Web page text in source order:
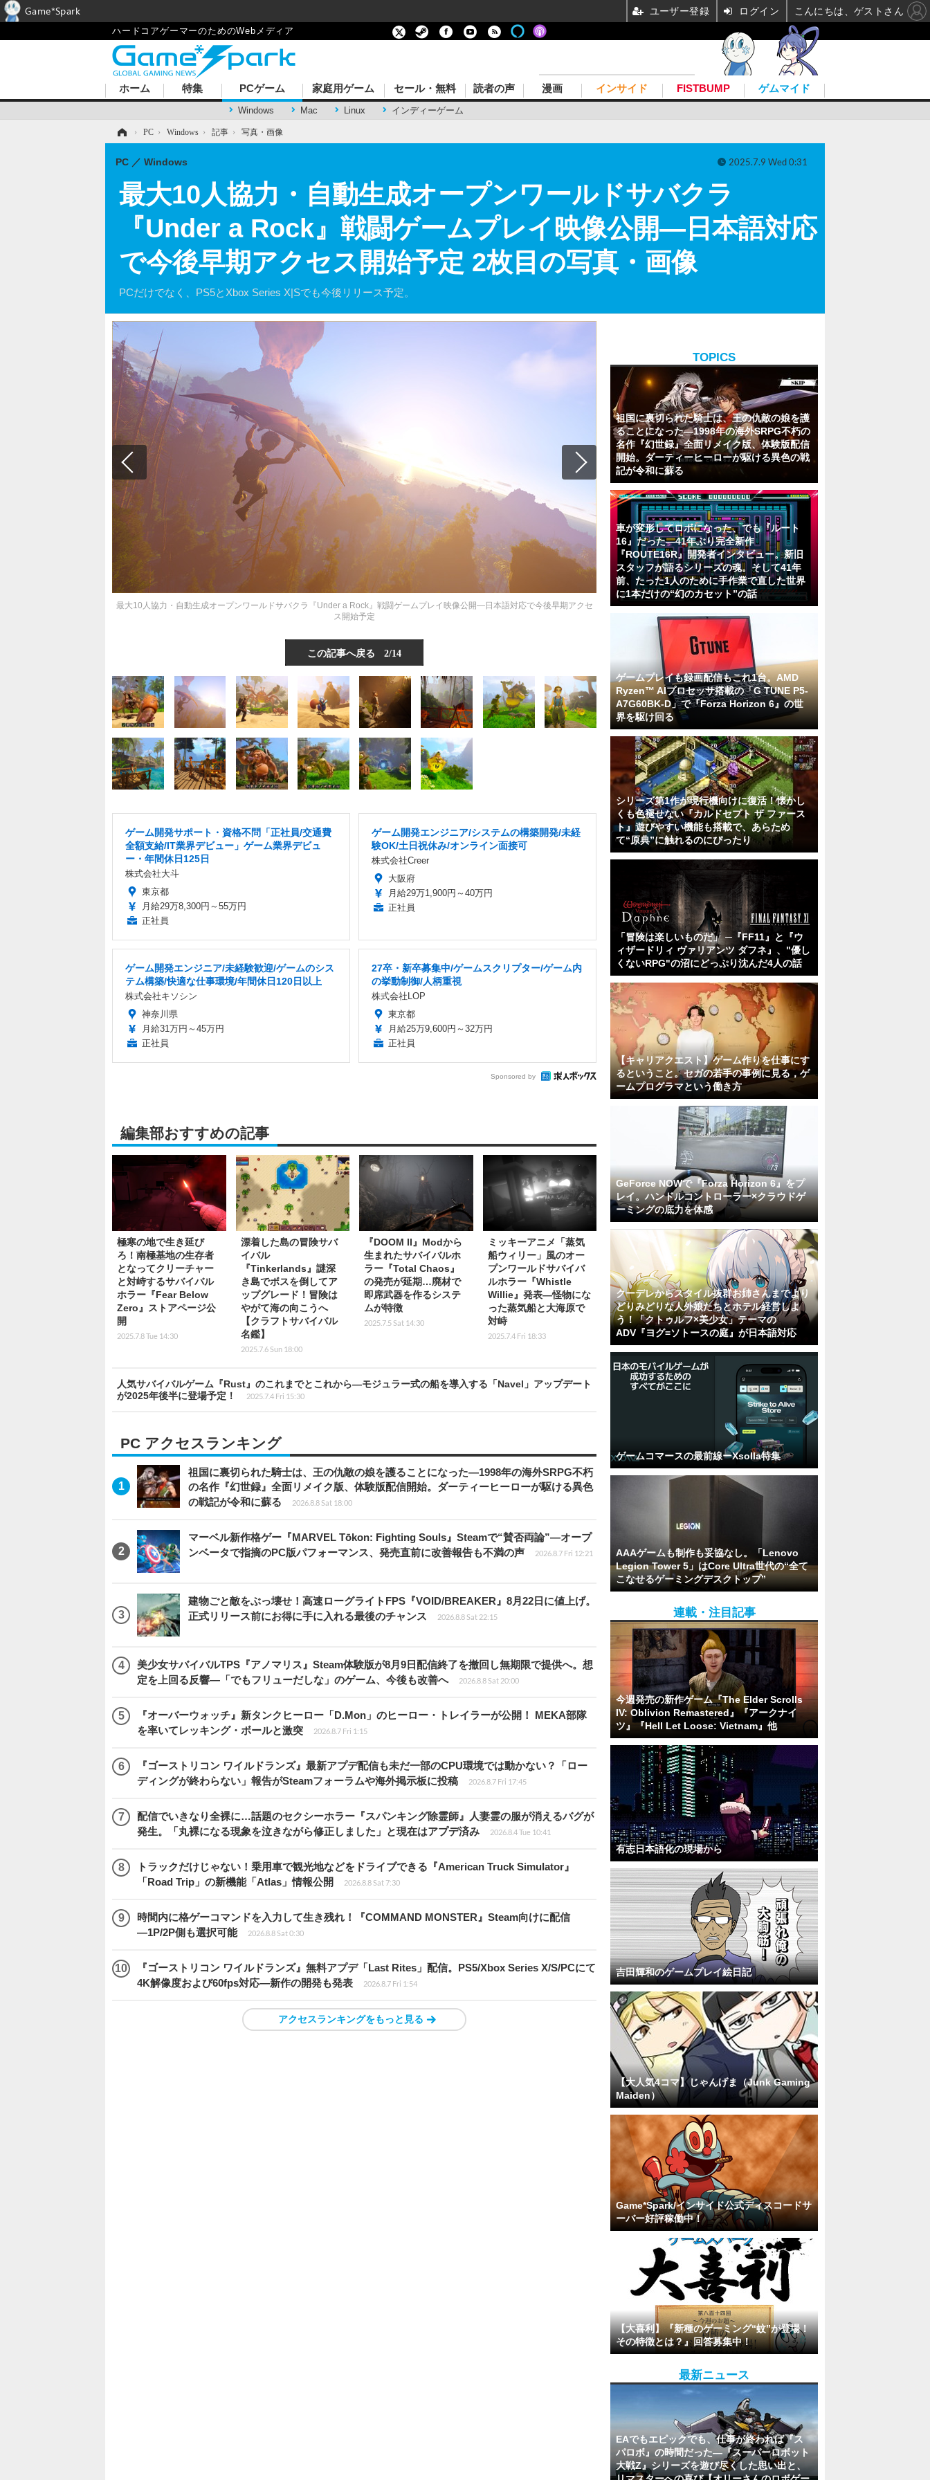
ハードコアゲーマーのためのWebメディア
ホーム 特集 PCゲーム
Windows Mac Linux インディーゲーム
家庭用ゲーム セール・無料 読者の声 漫画 インサイド FISTBUMP ゲムマイド
› PC › Windows › 記事 › 写真・画像
最大10人協力・自動生成オープンワールドサバクラ
『Under a Rock』戦闘ゲームプレイ映像公開―日本語対応
で今後早期アクセス開始予定 2枚目の写真・画像
PCだけでなく、PS5とXbox Series X|Sでも今後リリース予定。
PC Windows 2025.7.9 Wed 0:31
最大10人協力・自動生成オープンワールドサバクラ『Under a Rock』戦闘ゲームプレイ映像公開―日本語対応で今後早期アクセ
ス開始予定
この記事へ戻る 2/14
ゲーム開発サポート・資格不問「正社員/交通費
全額支給/IT業界デビュー」ゲーム業界デビュ
ー・年間休日125日
株式会社大斗
東京都
月給29万8,300円～55万円
正社員
ゲーム開発エンジニア/システムの構築開発/未経
験OK/土日祝休み/オンライン面接可
株式会社Creer
大阪府
月給29万1,900円～40万円
正社員
ゲーム開発エンジニア/未経験歓迎/ゲームのシス
テム構築/快適な仕事環境/年間休日120日以上
株式会社キソシン
神奈川県
月給31万円～45万円
正社員
27卒・新卒募集中/ゲームスクリプター/ゲーム内
の挙動制御/人柄重視
株式会社LOP
東京都
月給25万9,600円～32万円
正社員
Sponsored by
編集部おすすめの記事
極寒の地で生き延び
ろ！南極基地の生存者
となってクリーチャー
と対峙するサバイバル
ホラー『Fear Below
Zero』ストアページ公
開
2025.7.8 Tue 14:30
漂着した島の冒険サバ
イバル
『Tinkerlands』謎深
き島でボスを倒してア
ップグレード！冒険は
やがて海の向こうへ
【クラフトサバイバル
名鑑】
2025.7.6 Sun 18:00
『DOOM II』Modから
生まれたサバイバルホ
ラー『Total Chaos』
の発売が延期…廃材で
即席武器を作るシステ
ムが特徴
2025.7.5 Sat 14:30
ミッキーアニメ「蒸気
船ウィリー」風のオー
プンワールドサバイバ
ルホラー『Whistle
Willie』発表―怪物にな
った蒸気船と大海原で
対峙
2025.7.4 Fri 18:33
人気サバイバルゲーム『Rust』のこれまでとこれから―モジュラー式の船を導入する「Navel」アップデート
が2025年後半に登場予定！
2025.7.4 Fri 15:30
PC アクセスランキング
祖国に裏切られた騎士は、王の仇敵の娘を護ることになった―1998年の海外SRPG不朽
の名作『幻世録』全面リメイク版、体験版配信開始。ダーティーヒーローが駆ける異色
の戦記が令和に蘇る
2026.8.8 Sat 18:00
マーベル新作格ゲー『MARVEL Tōkon: Fighting Souls』Steamで“賛否両論”―オープ
ンベータで指摘のPC版パフォーマンス、発売直前に改善報告も不満の声
2026.8.7 Fri 12:21
建物ごと敵をぶっ壊せ！高速ローグライトFPS『VOID/BREAKER』8月22日に値上げ。
正式リリース前にお得に手に入れる最後のチャンス
2026.8.8 Sat 22:15
美少女サバイバルTPS『アノマリス』Steam体験版が8月9日配信終了を撤回し無期限で提供へ。想
定を上回る反響―「でもフリューだしな」のゲーム、今後も改善へ
2026.8.8 Sat 20:00
『オーバーウォッチ』新タンクヒーロー「D.Mon」のヒーロー・トレイラーが公開！ MEKA部隊
を率いてレッキング・ボールと激突
2026.8.7 Fri 1:15
『ゴーストリコン ワイルドランズ』最新アプデ配信も未だ一部のCPU環境では動かない？「ロー
ディングが終わらない」報告がSteamフォーラムや海外掲示板に投稿
2026.8.7 Fri 17:45
配信でいきなり全裸に…話題のセクシーホラー『スパンキング除霊師』人妻霊の服が消えるバグが
発生。「丸裸になる現象を泣きながら修正しました」と現在はアプデ済み
2026.8.4 Tue 10:41
トラックだけじゃない！乗用車で観光地などをドライブできる『American Truck Simulator』
「Road Trip」の新機能「Atlas」情報公開
2026.8.8 Sat 7:30
時間内に格ゲーコマンドを入力して生き残れ！『COMMAND MONSTER』Steam向けに配信
―1P/2P側も選択可能
2026.8.8 Sat 0:30
『ゴーストリコン ワイルドランズ』無料アプデ「Last Rites」配信。PS5/Xbox Series X/S/PCにて
4K解像度および60fps対応―新作の開発も発表
2026.8.7 Fri 1:54
アクセスランキングをもっと見る
TOPICS
祖国に裏切られた騎士は、王の仇敵の娘を護
ることになった―1998年の海外SRPG不朽の
名作『幻世録』全面リメイク版、体験版配信
開始。ダーティーヒーローが駆ける異色の戦
記が令和に蘇る
車が変形してロボになった、でも『ルート
16』だった―41年ぶり完全新作
『ROUTE16R』開発者インタビュー。新旧
スタッフが語るシリーズの魂。そして41年
前、たった1人のために手作業で直した世界
に1本だけの“幻のカセット”の話
ゲームプレイも録画配信もこれ1台。AMD
Ryzen™ AIプロセッサ搭載の「G TUNE P5-
A7G60BK-D」で『Forza Horizon 6』の世
界を駆け回る
シリーズ第1作が現行機向けに復活！懐かし
くも色褪せない『カルドセプト ザ ファース
ト』遊びやすい機能も搭載で、あらため
て“原典”に触れるのにぴったり
「冒険は楽しいものだ」 ─『FF11』と『ウ
ィザードリィ ヴァリアンツ ダフネ』、"優し
くないRPG"の沼にどっぷり沈んだ4人の話
【キャリアクエスト】ゲーム作りを仕事にす
るということ。セガの若手の事例に見る，ゲ
ームプログラマという働き方
GeForce NOWで『Forza Horizon 6』をプ
レイ。ハンドルコントローラー×クラウドゲ
ーミングの底力を体感
クーデレからスタイル抜群お姉さんまでより
どりみどりな人外娘たちとホテル経営しよ
う！「クトゥルフ×美少女」テーマの
ADV『ヨグ=ソトースの庭』が日本語対応
ゲームコマースの最前線ーXsolla特集
AAAゲームも制作も妥協なし。「Lenovo
Legion Tower 5」はCore Ultra世代の“全て
こなせるゲーミングデスクトップ”
連載・注目記事
今週発売の新作ゲーム『The Elder Scrolls
IV: Oblivion Remastered』『アークナイ
ツ』『Hell Let Loose: Vietnam』他
有志日本語化の現場から
吉田輝和のゲームプレイ絵日記
【大人気4コマ】じゃんげま（Junk Gaming
Maiden）
Game*Spark/インサイド公式ディスコードサ
ーバー好評稼働中！
【大喜利】『新種のゲーミング“蚊”が登場！
その特徴とは？』回答募集中！
最新ニュース
EAでもエピックでも、仕事が終われば『ス
パロボ』の時間だった―『スーパーロボット
大戦Z』シリーズを遊び尽くした思い出と、
Game*Spark ユーザー登録 ログイン こんにちは、ゲストさん